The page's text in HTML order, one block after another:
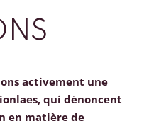
activement une
qui dénoncent
en matière de